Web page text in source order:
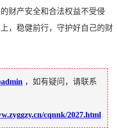
财产安全和合法权益不受侵
，稳健前行，守护好自己的财
，如有疑问，请联系
cqnnk/2027.html